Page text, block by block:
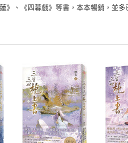
》、《四幕戲》等書，本本暢銷，並多